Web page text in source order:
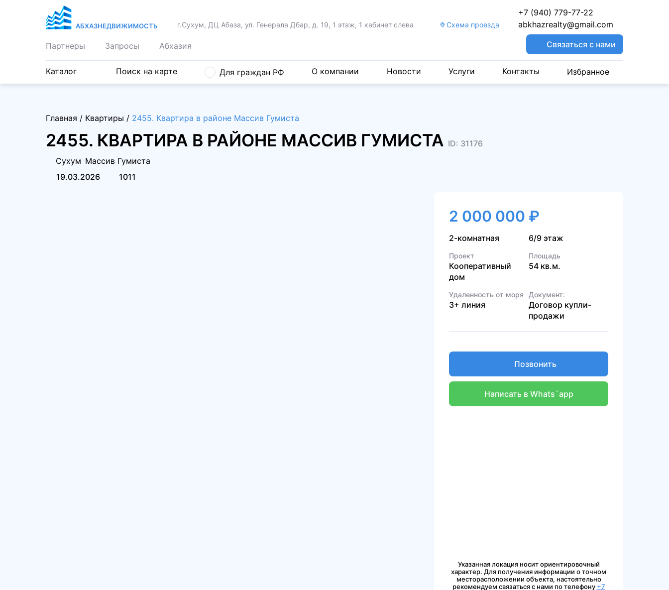
АБХАЗНЕДВИЖИМОСТЬ г.Сухум, ДЦ Абаза, ул. Генерала Дбар, д. 19, 1 этаж, 1 кабинет слева Cхема проезда
+7 (940) 779-77-22
abkhazrealty@gmail.com
Партнеры Запросы Абхазия Связаться с нами
Каталог Поиск на карте Для граждан РФ О компании Новости Услуги Контакты Избранное
Главная / Квартиры / 2455. Квартира в районе Массив Гумиста
2455. КВАРТИРА В РАЙОНЕ МАССИВ ГУМИСТА ID: 31176
Сухум Массив Гумиста
19.03.2026
1011
2 000 000 ₽
2-комнатная 6/9 этаж
Проект
Кооперативный
дом
Площадь
54 кв.м.
Удаленность от моря
3+ линия
Документ:
Договор купли-
продажи
Позвонить
Написать в Whats`app
Указанная локация носит ориентировочный
характер. Для получения информации о точном
месторасположении объекта, настоятельно
рекомендуем связаться с нами по телефону +7